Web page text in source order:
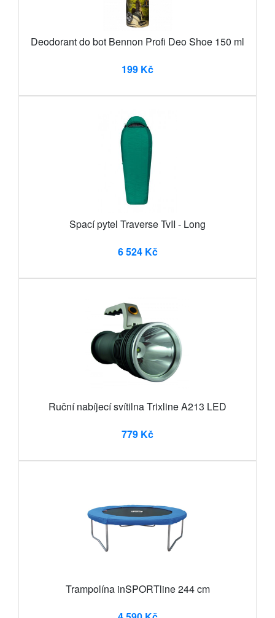
Deodorant do bot Bennon Profi Deo Shoe 150 ml
199 Kč
Spací pytel Traverse TvII - Long
6 524 Kč
Ruční nabíjecí svítilna Trixline A213 LED
779 Kč
Trampolína inSPORTline 244 cm